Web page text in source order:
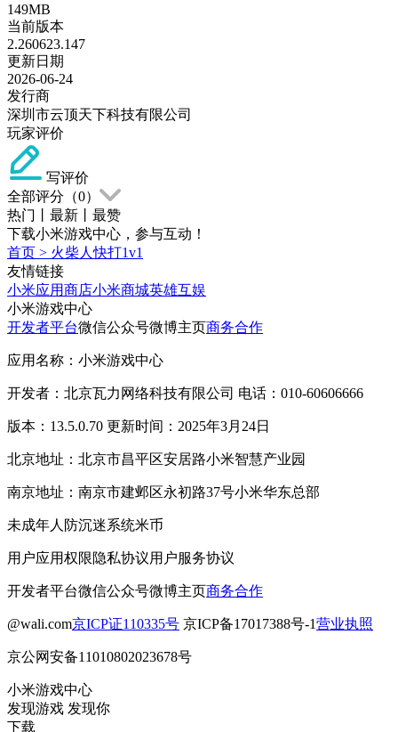
149MB
当前版本
2.260623.147
更新日期
2026-06-24
发行商
深圳市云顶天下科技有限公司
玩家评价
写评价
全部评分（0）
热门
最新
最赞
下载小米游戏中心，参与互动！
首页 > 火柴人快打1v1
友情链接
小米应用商店小米商城英雄互娱
小米游戏中心
开发者平台微信公众号微博主页商务合作
应用名称：小米游戏中心
开发者：北京瓦力网络科技有限公司 电话：010-60606666
版本：13.5.0.70 更新时间：2025年3月24日
北京地址：北京市昌平区安居路小米智慧产业园
南京地址：南京市建邺区永初路37号小米华东总部
未成年人防沉迷系统米币
用户应用权限隐私协议用户服务协议
开发者平台微信公众号微博主页商务合作
@wali.com京ICP证110335号 京ICP备17017388号-1营业执照
京公网安备11010802023678号
小米游戏中心
发现游戏 发现你
下载